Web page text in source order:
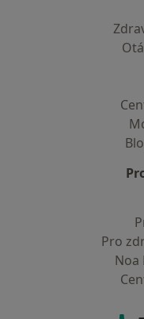
Pro
Noa